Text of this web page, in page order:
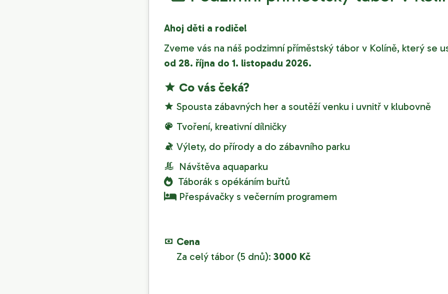
Ahoj děti a rodiče!
Zveme vás na náš podzimní příměstský tábor v Kolíně, který se
od 28. října do 1. listopadu 2026.
Co vás čeká?
Spousta zábavných her a soutěží venku i uvnitř v klubovně
Tvoření, kreativní dílničky
Výlety, do přírody a do zábavního parku
Návštěva aquaparku
Táborák s opékáním buřtů
Přespávačky s večerním programem
Cena
Za celý tábor (5 dnů): 3000 Kč